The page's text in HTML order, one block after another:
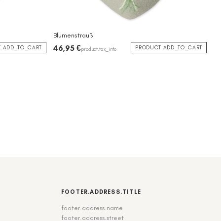
Blumenstrauß
46,95 €product.tax_info PRODUCT.ADD_TO_CART
FOOTER.ADDRESS.TITLE
footer.address.name
footer.address.street